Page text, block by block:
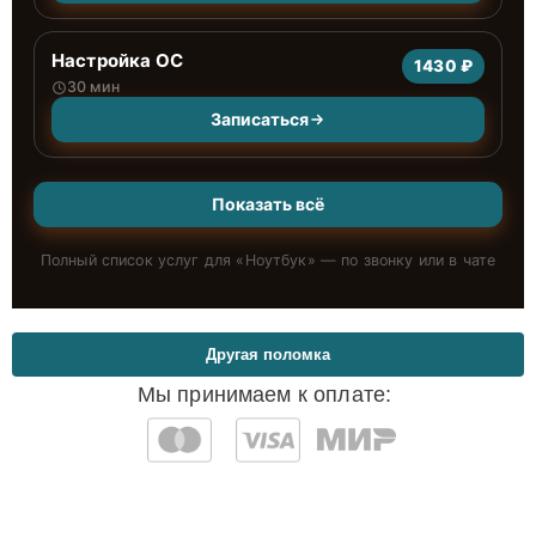
Настройка ОС
30 мин
1430 ₽
Записаться
Показать всё
Полный список услуг для « Ноутбук » — по звонку или в чате
Мы принимаем к оплате:
Другая поломка